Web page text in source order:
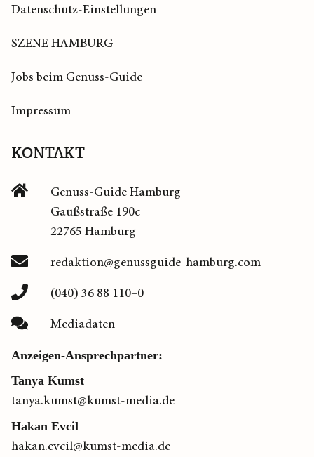
Datenschutz-Einstellungen
SZENE HAMBURG
Jobs beim Genuss-Guide
Impressum
KONTAKT
Genuss-Guide Hamburg
Gaußstraße 190c
22765 Hamburg
redaktion@genussguide-hamburg.com
(040) 36 88 110–0
Mediadaten
Anzeigen-Ansprechpartner:
Tanya Kumst
tanya.kumst@kumst-media.de
Hakan Evcil
hakan.evcil@kumst-media.de